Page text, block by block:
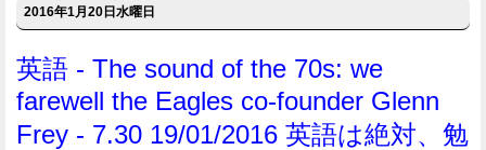
2016年1月20日水曜日
英語 - The sound of the 70s: we
farewell the Eagles co-founder Glenn
Frey - 7.30 19/01/2016 英語は絶対、勉